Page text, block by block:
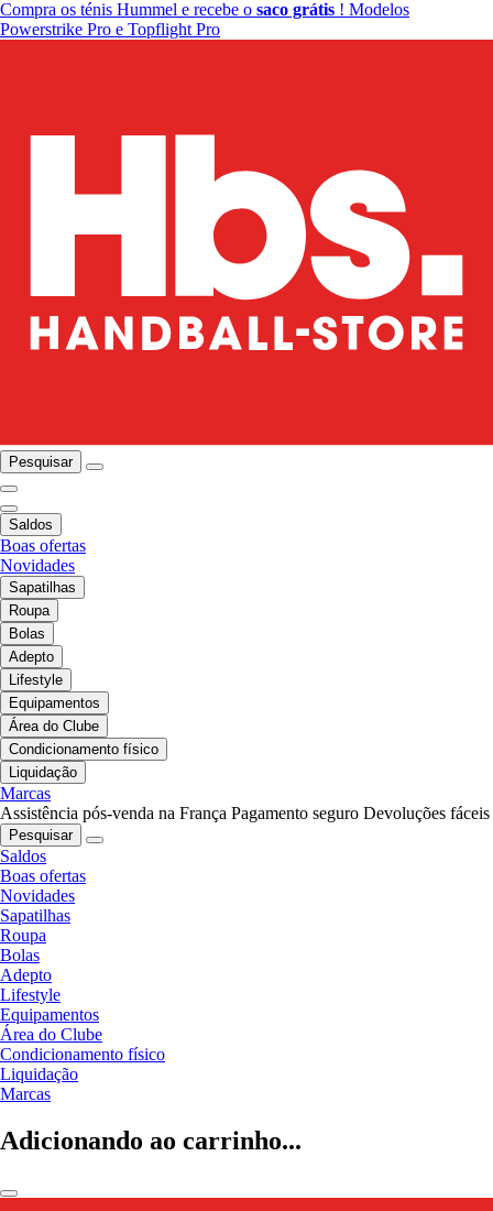
Compra os ténis Hummel e recebe o saco grátis ! Modelos
Powerstrike Pro e Topflight Pro
Pesquisar
Saldos
Boas ofertas
Novidades
Sapatilhas
Roupa
Bolas
Adepto
Lifestyle
Equipamentos
Área do Clube
Condicionamento físico
Liquidação
Marcas
Assistência pós-venda na França Pagamento seguro Devoluções fáceis
Pesquisar
Saldos
Boas ofertas
Novidades
Sapatilhas
Roupa
Bolas
Adepto
Lifestyle
Equipamentos
Área do Clube
Condicionamento físico
Liquidação
Marcas
Adicionando ao carrinho...